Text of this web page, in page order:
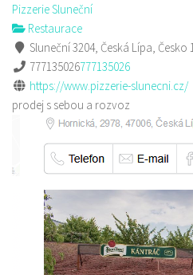
Pizzerie Sluneční
Restaurace
Sluneční 3204, Česká Lípa, Česko
777135026777135026
https://www.pizzerie-slunecni.cz/
prodej s sebou a rozvoz